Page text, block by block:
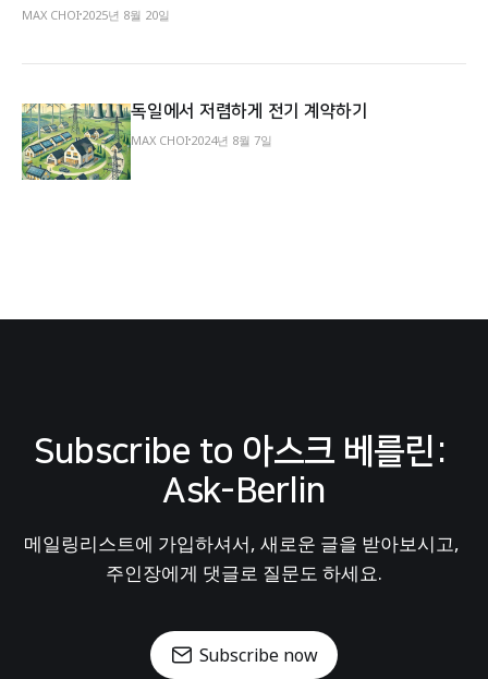
MAX CHOI 2025년 8월 20일
독일에서 저렴하게 전기 계약하기
MAX CHOI 2024년 8월 7일
Subscribe to 아스크 베를린:
Ask-Berlin
메일링리스트에 가입하셔서, 새로운 글을 받아보시고,
주인장에게 댓글로 질문도 하세요.
Subscribe now